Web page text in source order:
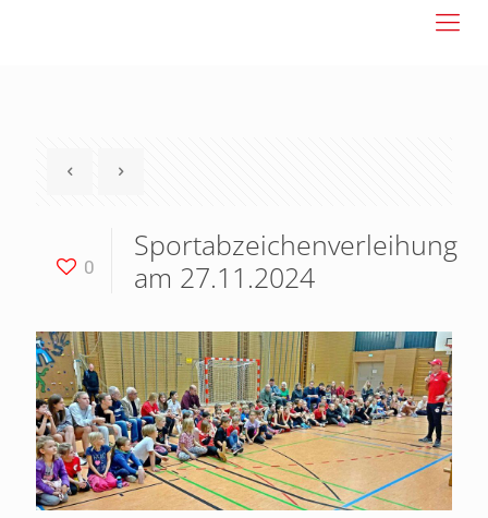
0
Sportabzeichenverleihung
am 27.11.2024